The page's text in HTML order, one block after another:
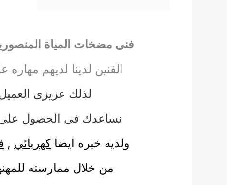
فنى مضخات المياة
الفنين لدينا لديهم مهاره
لذلك عزيزى العميل
نساعدك فى الحصول
ولديه خبره ايضاكهربائي ,
من خلال ممارسته